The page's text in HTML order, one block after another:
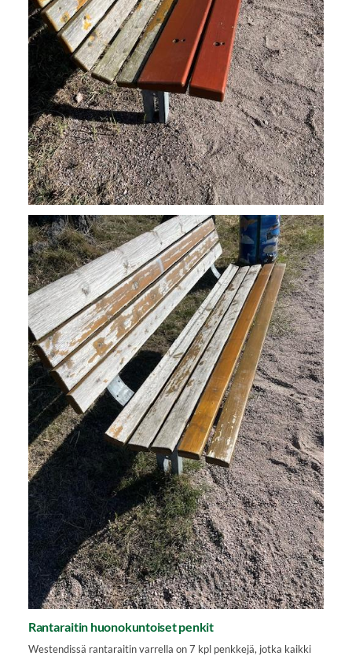
Rantaraitin huonokuntoiset penkit
Westendissä rantaraitin varrella on 7 kpl penkkejä, jotka kaikki